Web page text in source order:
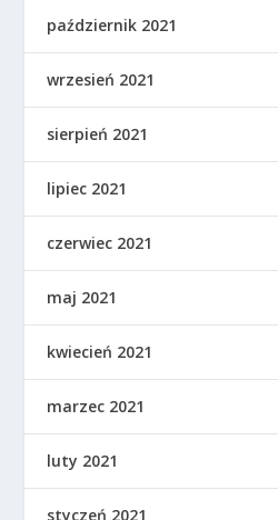
październik 2021
wrzesień 2021
sierpień 2021
lipiec 2021
czerwiec 2021
maj 2021
kwiecień 2021
marzec 2021
luty 2021
styczeń 2021